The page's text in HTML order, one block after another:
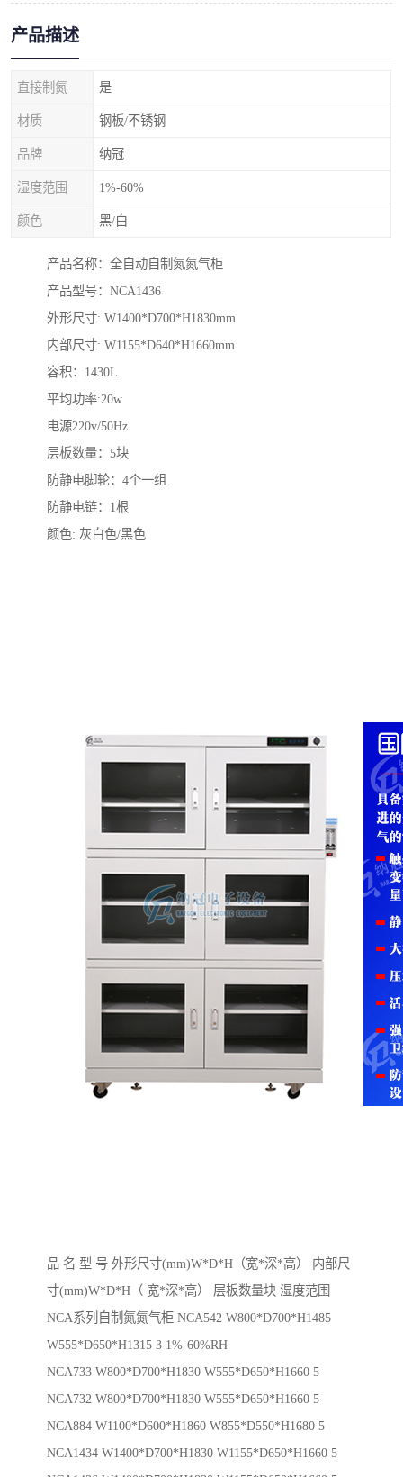
产品描述
直接制氮 是
材质 钢板/不锈钢
品牌 纳冠
湿度范围 1%-60%
颜色 黑/白
产品名称：全自动自制氮氮气柜
产品型号：NCA1436
外形尺寸: W1400*D700*H1830mm
内部尺寸: W1155*D640*H1660mm
容积：1430L
平均功率:20w
电源220v/50Hz
层板数量：5块
防静电脚轮：4个一组
防静电链：1根
颜色: 灰白色/黑色
品 名 型 号 外形尺寸(mm)W*D*H（宽*深*高） 内部尺
寸(mm)W*D*H（ 宽*深*高） 层板数量块 湿度范围
NCA系列自制氮氮气柜 NCA542 W800*D700*H1485
W555*D650*H1315 3 1%-60%RH
NCA733 W800*D700*H1830 W555*D650*H1660 5
NCA732 W800*D700*H1830 W555*D650*H1660 5
NCA884 W1100*D600*H1860 W855*D550*H1680 5
NCA1434 W1400*D700*H1830 W1155*D650*H1660 5